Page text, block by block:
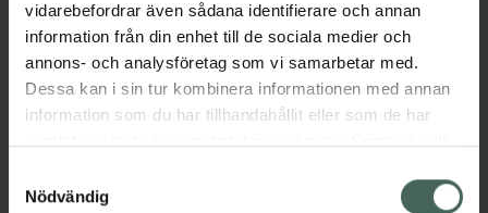
vidarebefordrar även sådana identifierare och annan
information från din enhet till de sociala medier och
annons- och analysföretag som vi samarbetar med.
Dessa kan i sin tur kombinera informationen med annan
information som du har tillhandahållit eller som de har
återkalla ditt samtycke via webbplatsens
Nödvändig
Avdelaren riktar stortån framåt genom att
undvika att den korsas med intilliggande tår.
Den är gjord i EPITHELIUM, vars viskoelastiska
och mekaniska egenskaper är väldigt lika de
subkutana vävnadernas. Avdelarens mjuka
material, samt dess unika form skänker